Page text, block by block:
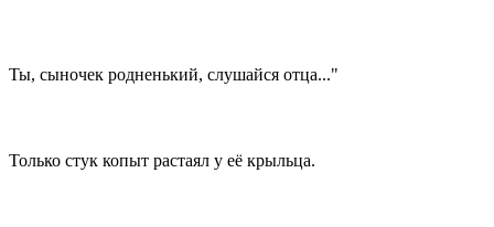
Ты, сыночек родненький, слушайся отца..."
Только стук копыт растаял у её крыльца.